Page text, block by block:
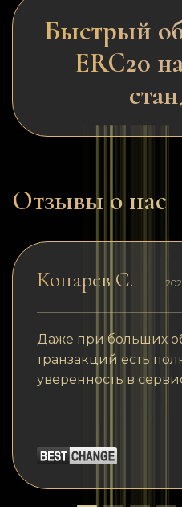
Быстрый
ERC20
Отзывы о нас
Конарев С.
Даже при больших
транзакций есть
уверенность в